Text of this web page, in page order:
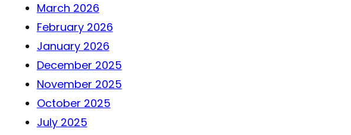
March 2026
February 2026
January 2026
December 2025
November 2025
October 2025
July 2025